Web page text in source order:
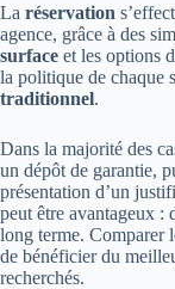
La réservation
agence, grâce à des
surface et les options
la politique de chaque
traditionnel.
Dans la majorité des
un dépôt de garantie,
présentation d’un
peut être avantageux :
long terme. Comparer
de bénéficier du
recherchés.